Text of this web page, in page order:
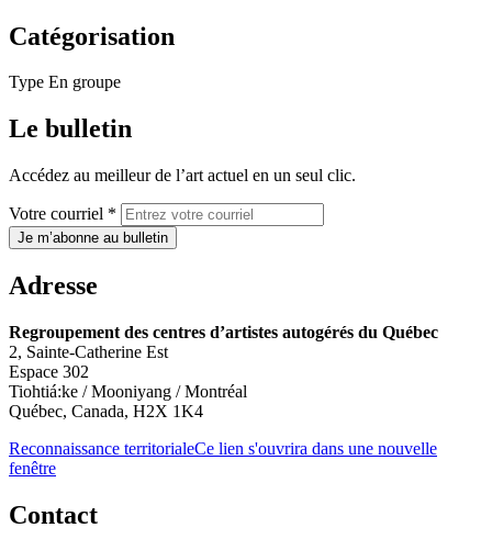
Catégorisation
Type En groupe
Le bulletin
Accédez au meilleur de l’art actuel en un seul clic.
Votre courriel *
Je m’abonne au bulletin
Adresse
Regroupement des centres d’artistes autogérés du Québec
2, Sainte-Catherine Est
Espace 302
Tiohtiá:ke / Mooniyang / Montréal
Québec, Canada, H2X 1K4
Reconnaissance territorialeCe lien s'ouvrira dans une nouvelle
fenêtre
Contact